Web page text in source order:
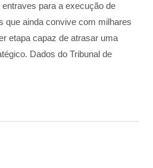
para a execução de
que ainda convive com milhares
etapa capaz de atrasar uma
Dados do Tribunal de